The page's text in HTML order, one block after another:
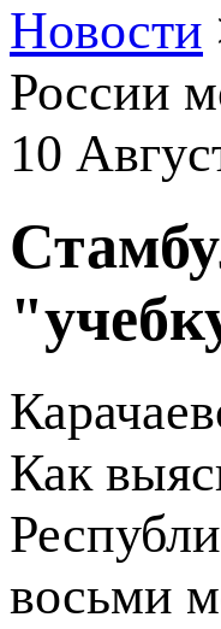
Новости
России
10
Как
восьми